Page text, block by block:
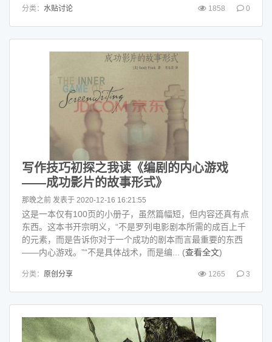
分类： 水贴讨论 1858 0
写作技巧初探之我读《编剧的内心游戏
——成功影片的故事形式》
那晚之前 发表于 2020-12-16 16:21:55
这是一本仅有100页的小册子，虽然篇幅短，但内容还真有点
东西。这本书开宗明义，“不是罗列电影剧本所需的成百上千
的元素，而是告诉你对于一个成功的剧本而言最重要的东西
——内心游戏。”“不是具体战术，而是编... (查看全文)
分类： 原创分享 1265 3